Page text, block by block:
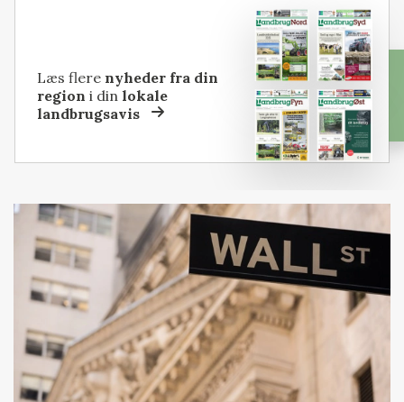
Læs flere nyheder fra din
region i dinlokale
landbrugsavis